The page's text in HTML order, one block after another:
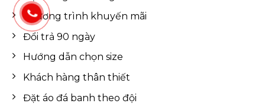
Chương trình khuyến mãi
Đổi trả 90 ngày
Hướng dẫn chọn size
Khách hàng thân thiết
Đặt áo đá banh theo đội